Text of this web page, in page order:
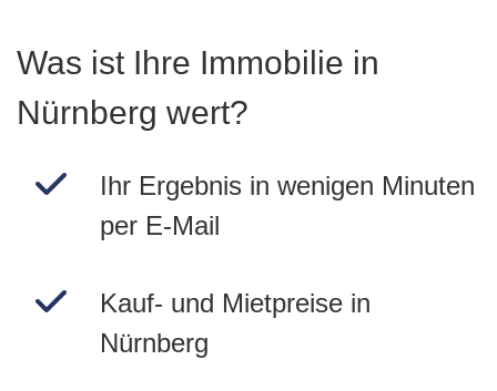
Was ist Ihre Immobilie in
Nürnberg wert?
Ihr Ergebnis in wenigen Minuten
per E-Mail
Kauf- und Mietpreise in
Nürnberg